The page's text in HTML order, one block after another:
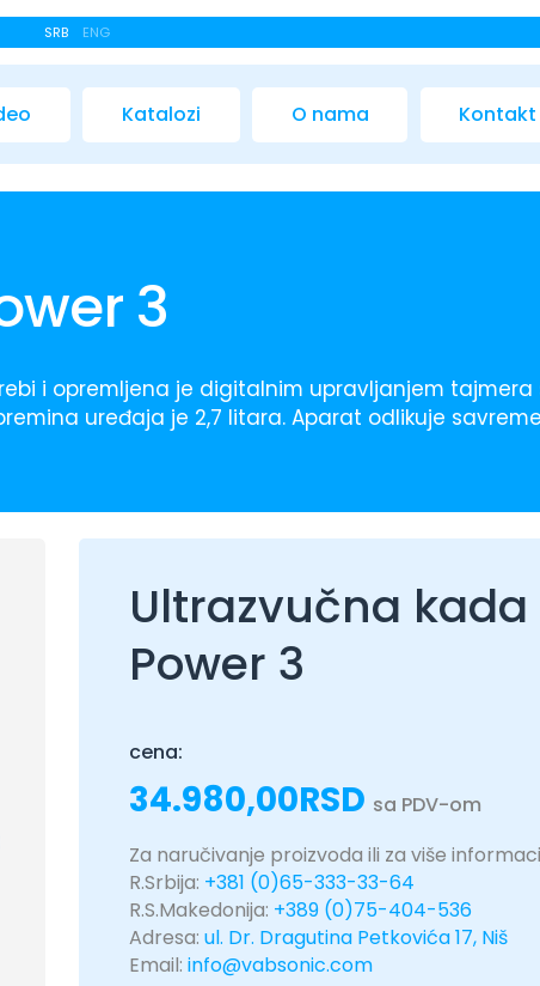
SRB ENG
Katalozi O nama Kontakt
3
i opremljena je digitalnim upravljanjem
uređaja je 2,7 litara. Aparat odlikuje
Ultrazvučna kada
Power 3
cena:
34.980,00RSD sa PDV-om
Za naručivanje proizvoda ili za više
R.Srbija: +381 (0)65-333-33-64
R.S.Makedonija: +389 (0)75-404-536
Adresa: ul. Dr. Dragutina Petkovića 17, Niš
Email: info@vabsonic.com